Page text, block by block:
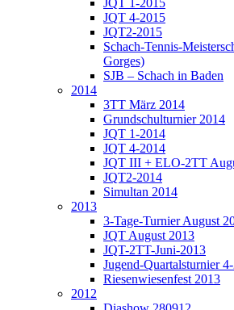
JQT 1-2015
JQT 4-2015
JQT2-2015
Schach-Tennis-
Gorges)
SJB – Schach in Baden
2014
3TT März 2014
Grundschulturnier 2014
JQT 1-2014
JQT 4-2014
JQT III + ELO-2TT
JQT2-2014
Simultan 2014
2013
3-Tage-Turnier August
JQT August 2013
JQT-2TT-Juni-2013
Jugend-Quartalsturnier
Riesenwiesenfest 2013
2012